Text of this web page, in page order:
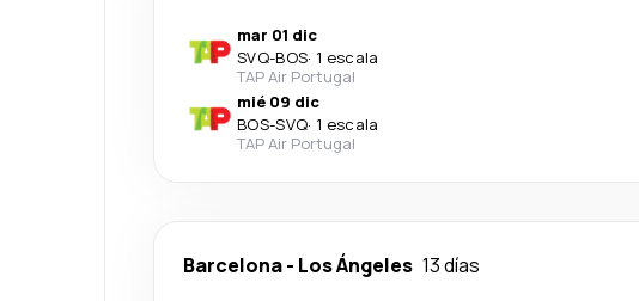
mar 01 dic
SVQ-BOS· 1 escala
TAP Air Portugal
mié 09 dic
BOS-SVQ· 1 escala
TAP Air Portugal
Barcelona- Los Ángeles 13 días